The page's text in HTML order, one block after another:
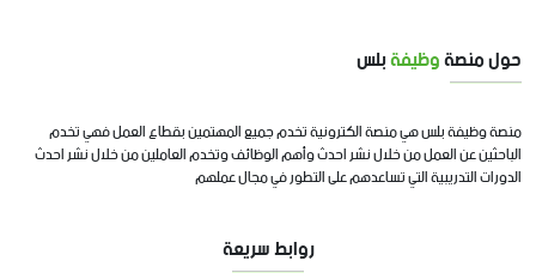
حول منصةوظيفةبلس
منصة وظيفة بلس هي منصة الكترونية تخدم جميع المهتمين بقطاع العمل فهي تخدم
الباحثين عن العمل من خلال نشر احدث وأهم الوظائف وتخدم العاملين من خلال نشر احدث
الدورات التدريبية التي تساعدهم على التطور في مجال عملهم
روابط سريعة